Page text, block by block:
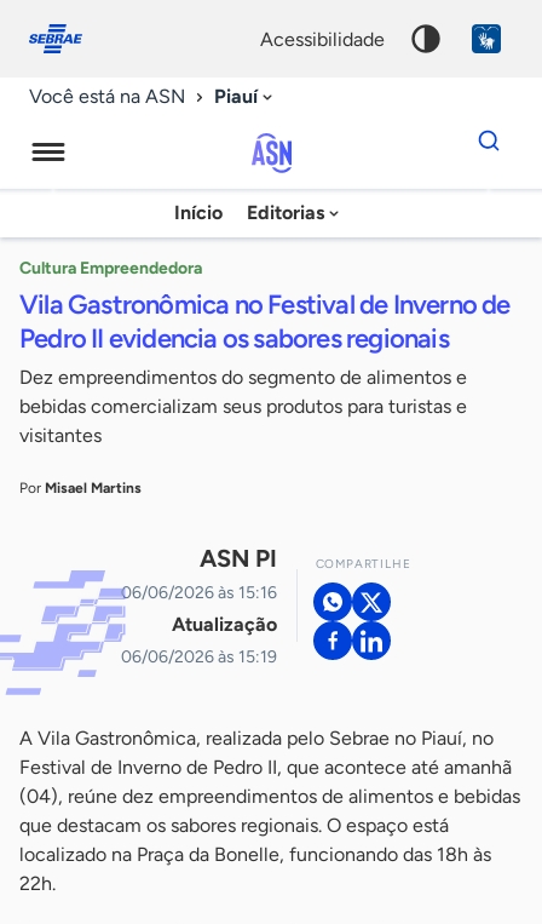
conosco
acessibilidade
Você está na ASN Piauí
Agência
Sebrae
Notícias
Início Editorias
Dados
para
chave
Cultura Empreendedora
Vila Gastronômica no Festival de Inverno de
Pedro II evidencia os sabores regionais
Dez empreendimentos do segmento de alimentos e
bebidas comercializam seus produtos para turistas e
visitantes
Por Misael Martins
ASN PI
06/06/2026 às 15:16
Atualização
06/06/2026 às 15:19
COMPARTILHE
A Vila Gastronômica, realizada pelo Sebrae no Piauí, no
Festival de Inverno de Pedro II, que acontece até amanhã
(04), reúne dez empreendimentos de alimentos e bebidas
que destacam os sabores regionais. O espaço está
localizado na Praça da Bonelle, funcionando das 18h às
22h.